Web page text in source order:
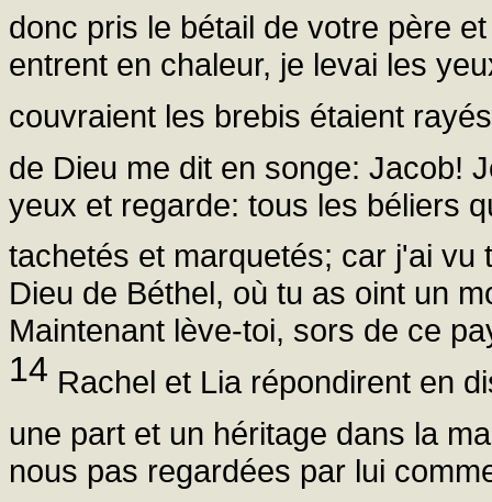
donc pris le bétail de votre père
entrent en chaleur, je levai les
couvraient les brebis étaient
de Dieu me dit en songe: Jacob!
yeux et regarde: tous les béliers
tachetés et marquetés; car j'ai
Dieu de Béthel, où tu as oint un
Maintenant lève-toi, sors de ce
14 Rachel et Lia répondirent en
une part et un héritage dans la
nous pas regardées par lui